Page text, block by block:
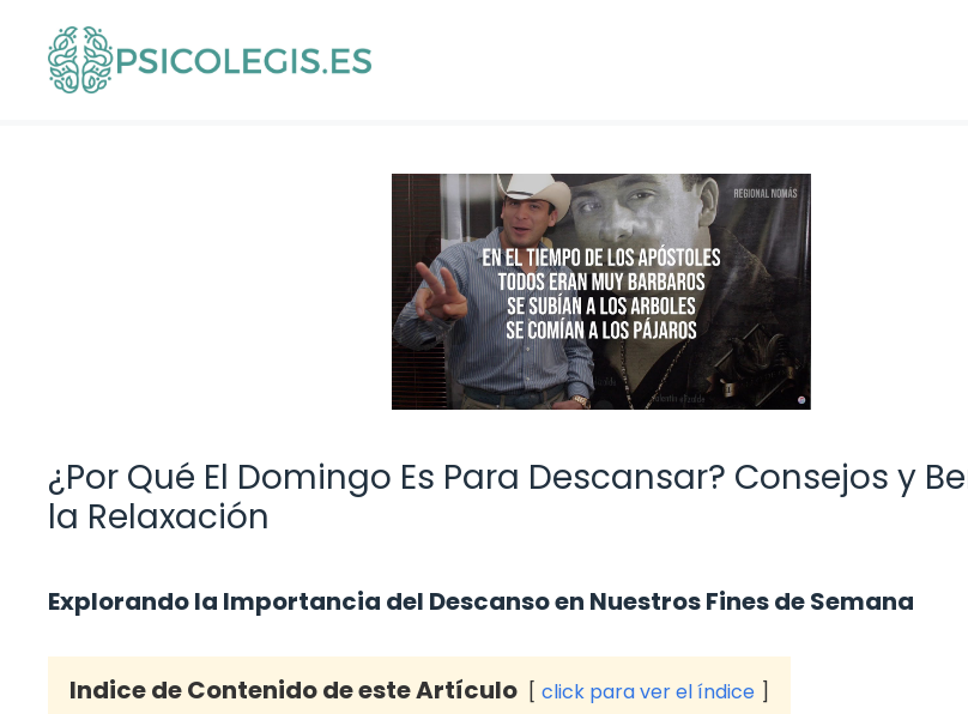
contenido
¿Por Qué El Domingo Es Para Descansar? Consejos y
la Relaxación
Explorando la Importancia del Descanso en Nuestros Fines de Semana
Indice de Contenido de este Artículo click para ver el índice